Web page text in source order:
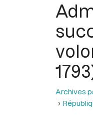
Archives